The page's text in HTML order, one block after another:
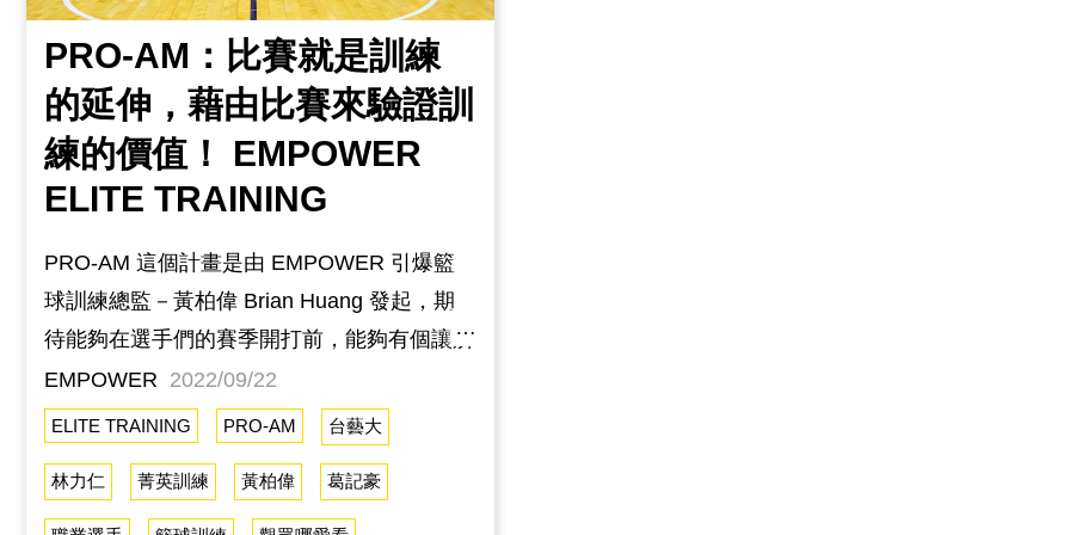
PRO-AM：比賽就是訓練
的延伸，藉由比賽來驗證訓
練的價值！ EMPOWER
ELITE TRAINING
PRO-AM 這個計畫是由 EMPOWER 引爆籃
球訓練總監－黃柏偉 Brian Huang 發起，期
待能夠在選手們的賽季開打前，能夠有個讓所
有選手與引爆籃球訓練的教練們除了休賽季的
訓練之外，有個不同互動的場域！本次於8/29
號時邀請了許多選手以及退役的球員、教練共
襄盛舉，感謝所有選手、教練們的支持。訓練
是為了比賽，比賽則是訓練的延伸。
EMPOWER 2022/09/22
ELITE TRAINING PRO-AM 台藝大
林力仁 菁英訓練 黃柏偉 葛記豪